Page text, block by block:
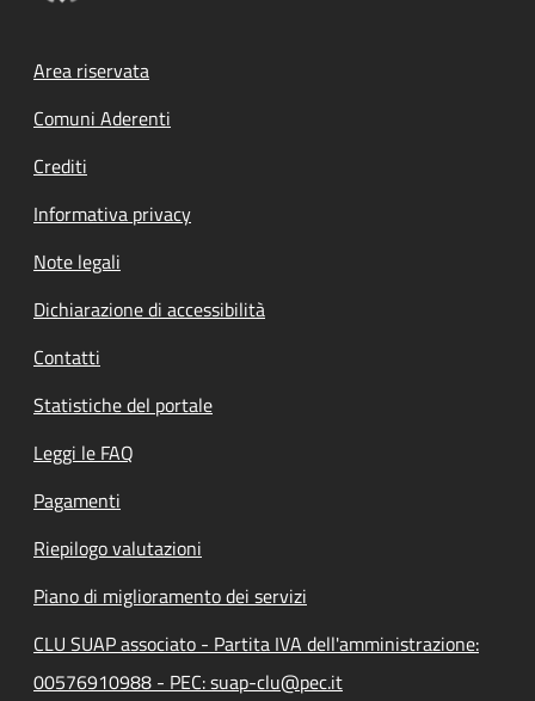
Footer menu
Area riservata
Comuni Aderenti
Crediti
Informativa privacy
Note legali
Dichiarazione di accessibilità
Contatti
Statistiche del portale
Leggi le FAQ
Pagamenti
Riepilogo valutazioni
Piano di miglioramento dei servizi
CLU SUAP associato - Partita IVA dell'amministrazione:
00576910988 - PEC: suap-clu@pec.it